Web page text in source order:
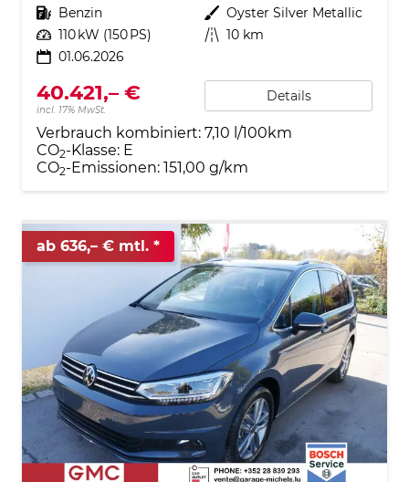
Kraftstoff Benzin Außenfarbe Oyster Silver Metallic
Leistung 110 kW (150 PS) Kilometerstand 10 km
01.06.2026
40.421,– €
incl. 17% MwSt.
Details
Verbrauch kombiniert: 7,10 l/100km
CO2-Klasse: E
CO2-Emissionen: 151,00 g/km
ab 636,– € mtl.